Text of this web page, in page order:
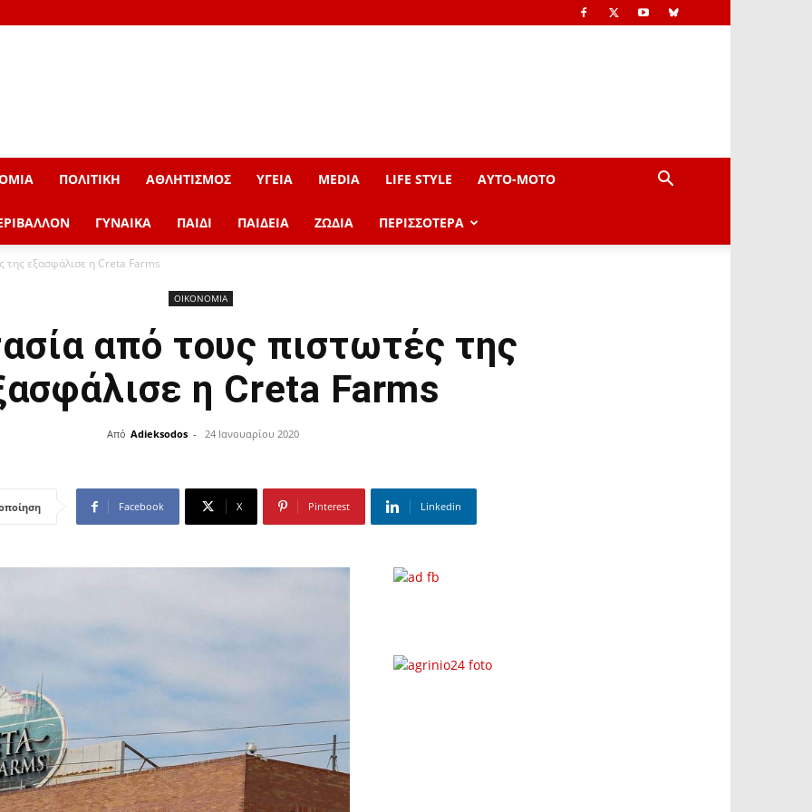
ΠΟΛΙΤΙΚΗ ΑΘΛΗΤΙΣΜΟΣ ΥΓΕΙΑ MEDIA LIFE STYLE AYTO-ΜOTO
ΓΥΝΑΙΚΑ ΠΑΙΔΙ ΠΑΙΔΕΙΑ ΖΩΔΙΑ ΠΕΡΙΣΣΟΤΕΡΑ
της εξασφάλισε η Creta Farms
ΟΙΚΟΝΟΜΙΑ
από τους πιστωτές της
η Creta Farms
Από Adieksodos - 24 Ιανουαρίου 2020
Facebook X Pinterest Linkedin